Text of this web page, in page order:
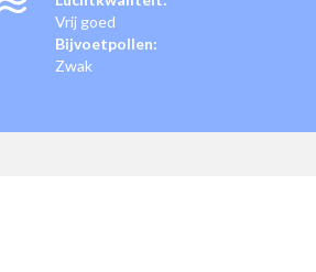
Vrij goed
Bijvoetpollen:
Zwak